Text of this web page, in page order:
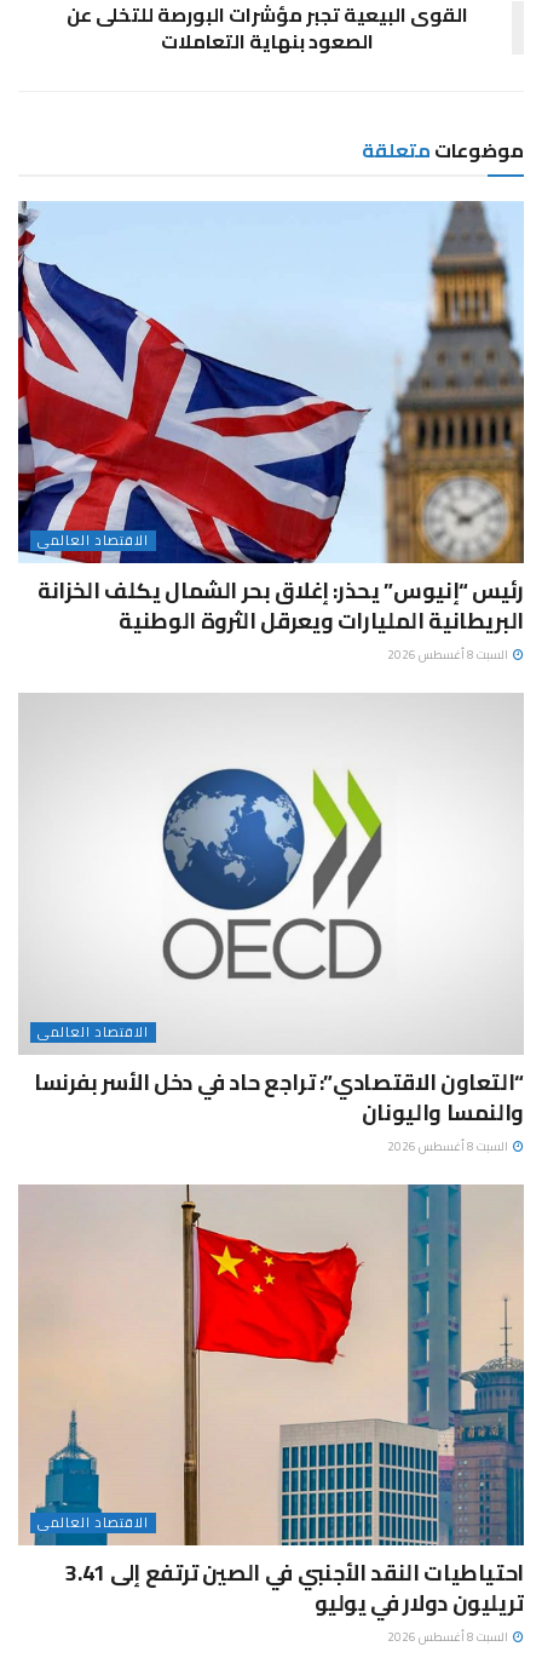
القوى البيعية تجبر مؤشرات البورصة للتخلى عن
الصعود بنهاية التعاملات
موضوعاتمتعلقة
الاقتصاد العالمى
رئيس “إنيوس” يحذر: إغلاق بحر الشمال يكلف الخزانة
البريطانية المليارات ويعرقل الثروة الوطنية
السبت 8 أغسطس 2026
الاقتصاد العالمى
“التعاون الاقتصادي”: تراجع حاد في دخل الأسر بفرنسا
والنمسا واليونان
السبت 8 أغسطس 2026
الاقتصاد العالمى
احتياطيات النقد الأجنبي في الصين ترتفع إلى 3.41
تريليون دولار في يوليو
السبت 8 أغسطس 2026